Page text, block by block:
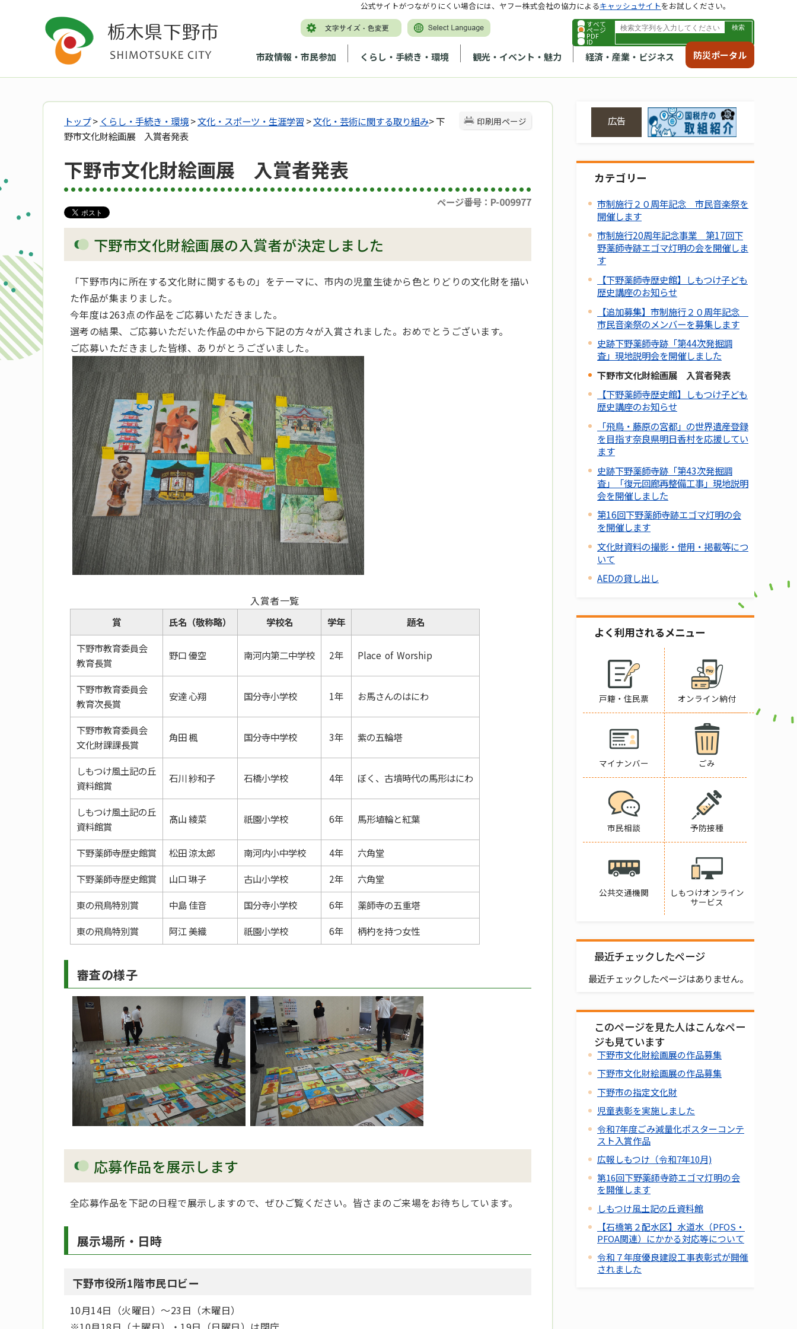
すべて
ページ
PDF
ID
市政情報・市民参加 くらし・手続き・環境 観光・イベント・魅力 経済・産業・ビジネス 防災ポータル
公式サイトがつながりにくい場合には、ヤフー株式会社の協力によるキャッシュサイトをお試しください。
印刷用ページ
トップ> くらし・手続き・環境>文化・スポーツ・生涯学習 >文化・芸術に関する取り組み> 下
野市文化財絵画展 入賞者発表
下野市文化財絵画展 入賞者発表
ページ番号：P-009977
下野市文化財絵画展の入賞者が決定しました
「下野市内に所在する文化財に関するもの」をテーマに、市内の児童生徒から色とりどりの文化財を描い
た作品が集まりました。
今年度は263点の作品をご応募いただきました。
選考の結果、ご応募いただいた作品の中から下記の方々が入賞されました。おめでとうございます。
ご応募いただきました皆様、ありがとうございました。
賞 氏名（敬称略） 学校名 学年 題名
入賞者一覧
下野市教育委員会
教育長賞
野口 優空 南河内第二中学校 2年 Place of Worship
下野市教育委員会
教育次長賞
安達 心翔 国分寺小学校 1年 お馬さんのはにわ
下野市教育委員会
文化財課課長賞
角田 楓 国分寺中学校 3年 紫の五輪塔
しもつけ風土記の丘
資料館賞
石川 紗和子 石橋小学校 4年 ぼく、古墳時代の馬形はにわ
しもつけ風土記の丘
資料館賞
髙山 綾菜 祇園小学校 6年 馬形埴輪と紅葉
下野薬師寺歴史館賞 松田 涼太郎 南河内小中学校 4年
六角堂
下野薬師寺歴史館賞
山口 琳子 古山小学校 2年
六角堂
東の飛鳥特別賞
中島 佳音 国分寺小学校 6年
薬師寺の五重塔
東の飛鳥特別賞
阿江 美織 祇園小学校 6年 柄杓を持つ女性
審査の様子
応募作品を展示します
全応募作品を下記の日程で展示しますので、ぜひご覧ください。皆さまのご来場をお待ちしています。
展示場所・日時
下野市役所1階市民ロビー
10月14日（火曜日）～23日（木曜日）
広告
カテゴリー
市制施行２０周年記念 市民音楽祭を
開催します
市制施行20周年記念事業 第17回下
野薬師寺跡エゴマ灯明の会を開催しま
す
【下野薬師寺歴史館】しもつけ子ども
歴史講座のお知らせ
【追加募集】市制施行２０周年記念
市民音楽祭のメンバーを募集します
史跡下野薬師寺跡「第44次発掘調
査」現地説明会を開催しました
下野市文化財絵画展 入賞者発表
【下野薬師寺歴史館】しもつけ子ども
歴史講座のお知らせ
「飛鳥・藤原の宮都」の世界遺産登録
を目指す奈良県明日香村を応援してい
ます
史跡下野薬師寺跡「第43次発掘調
査」「復元回廊再整備工事」現地説明
会を開催しました
第16回下野薬師寺跡エゴマ灯明の会
を開催します
文化財資料の撮影・借用・掲載等につ
いて
AEDの貸し出し
よく利用されるメニュー
戸籍・住民票 オンライン納付
マイナンバー ごみ
市民相談 予防接種
公共交通機関
しもつけオンライン
サービス
最近チェックしたページ
最近チェックしたページはありません。
このページを見た人はこんなペー
ジも見ています
下野市文化財絵画展の作品募集
下野市文化財絵画展の作品募集
下野市の指定文化財
児童表彰を実施しました
令和7年度ごみ減量化ポスターコンテ
スト入賞作品
広報しもつけ（令和7年10月)
第16回下野薬師寺跡エゴマ灯明の会
を開催します
しもつけ風土記の丘資料館
【石橋第２配水区】水道水（PFOS・
PFOA関連）にかかる対応等について
令和７年度優良建設工事表彰式が開催
されました